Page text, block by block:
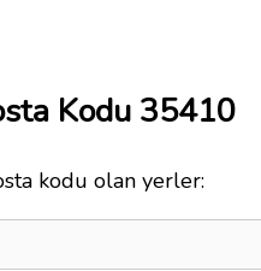
Kodu 35410
kodu olan yerler: